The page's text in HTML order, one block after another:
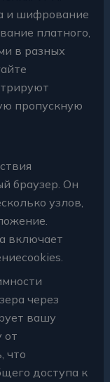
и шифрование
платного,
в разных
пропускную
браузер. Он
узлов,
включает
через
вашу
от
что
доступа к